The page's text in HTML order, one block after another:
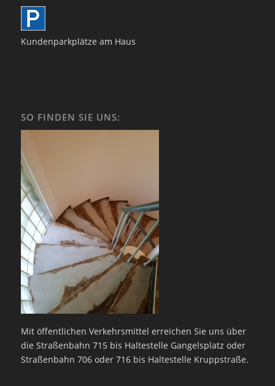
Kundenparkplätze am Haus
SO FINDEN SIE UNS:
Mit öffentlichen Verkehrsmittel erreichen Sie uns über
die Straßenbahn 715 bis Haltestelle Gangelsplatz oder
Straßenbahn 706 oder 716 bis Haltestelle Kruppstraße.